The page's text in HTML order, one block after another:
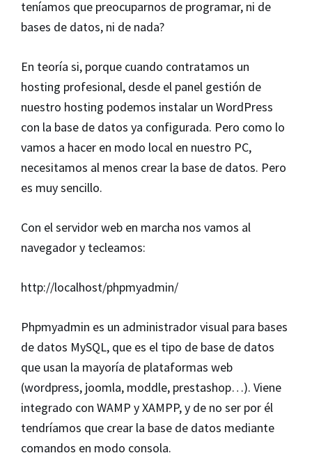
teníamos que preocuparnos de programar, ni de
bases de datos, ni de nada?
En teoría si, porque cuando contratamos un
hosting profesional, desde el panel gestión de
nuestro hosting podemos instalar un WordPress
con la base de datos ya configurada. Pero como lo
vamos a hacer en modo local en nuestro PC,
necesitamos al menos crear la base de datos. Pero
es muy sencillo.
Con el servidor web en marcha nos vamos al
navegador y tecleamos:
http://localhost/phpmyadmin/
Phpmyadmin es un administrador visual para bases
de datos MySQL, que es el tipo de base de datos
que usan la mayoría de plataformas web
(wordpress, joomla, moddle, prestashop…). Viene
integrado con WAMP y XAMPP, y de no ser por él
tendríamos que crear la base de datos mediante
comandos en modo consola.